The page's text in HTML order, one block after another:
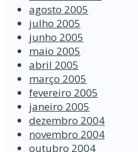
agosto 2005
julho 2005
junho 2005
maio 2005
abril 2005
março 2005
fevereiro 2005
janeiro 2005
dezembro 2004
novembro 2004
outubro 2004